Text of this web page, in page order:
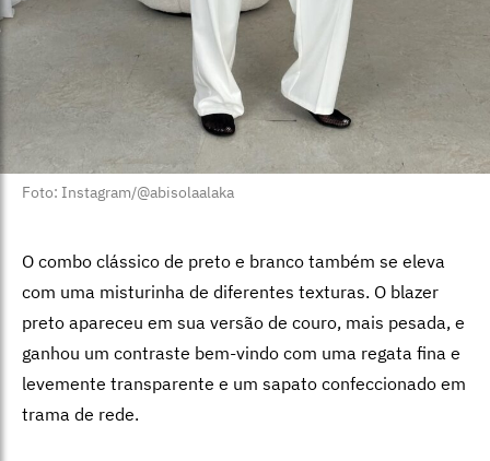
Foto: Instagram/@abisolaalaka
O combo clássico de preto e branco também se eleva
com uma misturinha de diferentes texturas. O blazer
preto apareceu em sua versão de couro, mais pesada, e
ganhou um contraste bem-vindo com uma regata fina e
levemente transparente e um sapato confeccionado em
trama de rede.